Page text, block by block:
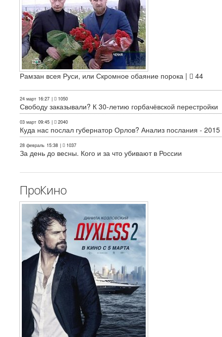
Рамзан всея Руси, или Скромное обаяние порока | 44
24 март 16:27 | 1050
Свободу заказывали? К 30-летию горбачёвской перестройки
03 март 09:45 | 2040
Куда нас послал губернатор Орлов? Анализ послания - 2015
28 февраль 15:38 | 1037
За день до весны. Кого и за что убивают в России
ПроКино